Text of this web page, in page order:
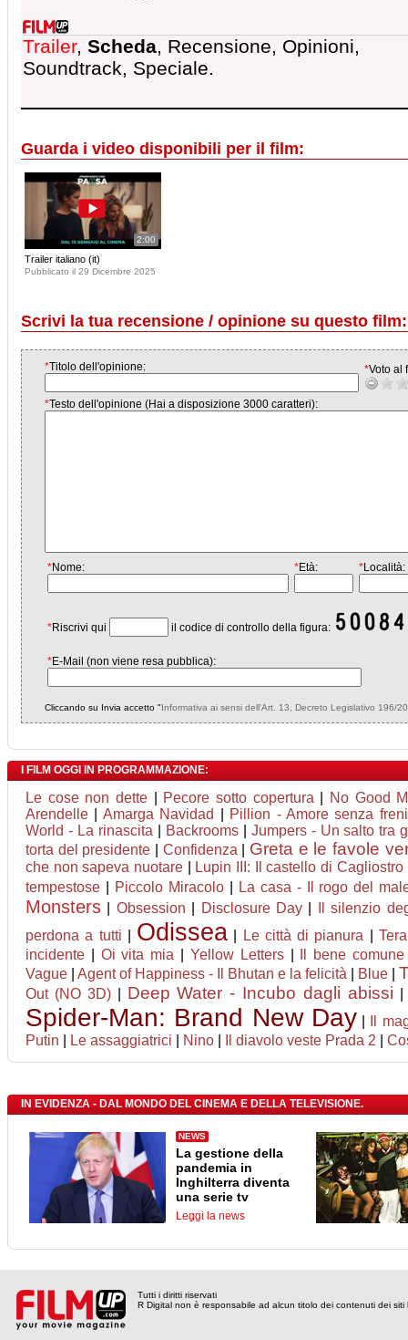
Trailer, Scheda, Recensione, Opinioni,
Soundtrack, Speciale.
Guarda i video disponibili per il film:
2:00
Trailer italiano (it)
Pubblicato il 29 Dicembre 2025
Scrivi la tua recensione / opinione su questo
*Titolo dell'opinione: *Voto al
*Testo dell'opinione (Hai a disposizione 3000 caratteri):
*Nome: *Età: *Località:
*Riscrivi qui il codice di controllo della figura:
*E-Mail (non viene resa pubblica):
Cliccando su Invia accetto "Informativa ai sensi dell'Art. 13, Decreto Legislativo 196/
I FILM OGGI IN PROGRAMMAZIONE:
Le cose non dette Pecore sotto copertura
No Good
Arendelle
Amarga Navidad Pillion - Amore senza freni
World - La rinascita
Backrooms| Jumpers - Un salto tra
torta del presidente
Confidenza Greta e le favole
che non sapeva nuotare Lupin III: Il castello di Cagliostro
tempestose
Piccolo Miracolo| La casa - Il rogo del
Monsters Obsession Disclosure Day
Il silenzio
perdona a tutti
Odissea Le città di pianura
incidente
Oi vita mia Yellow Letters| Il bene comune
Vague
Agent of Happiness - Il Bhutan e la felicità Blue
Out (NO 3D)| Deep Water - Incubo dagli abissi
Spider-Man: Brand New Day
Il
Putin
Le assaggiatrici Nino Il diavolo veste Prada 2
IN EVIDENZA - DAL MONDO DEL CINEMA E DELLA TELEVISIONE.
NEWS
La gestione della
pandemia in
Inghilterra diventa
una serie tv
Leggi la news
Tutti i diritti riservati
R Digital non è responsabile ad alcun titolo dei contenuti dei siti